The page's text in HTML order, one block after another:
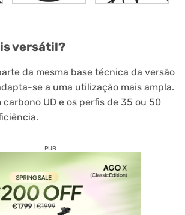
versátil?
da mesma base técnica da versão
se a uma utilização mais ampla.
UD e os perfis de 35 ou 50
PUB